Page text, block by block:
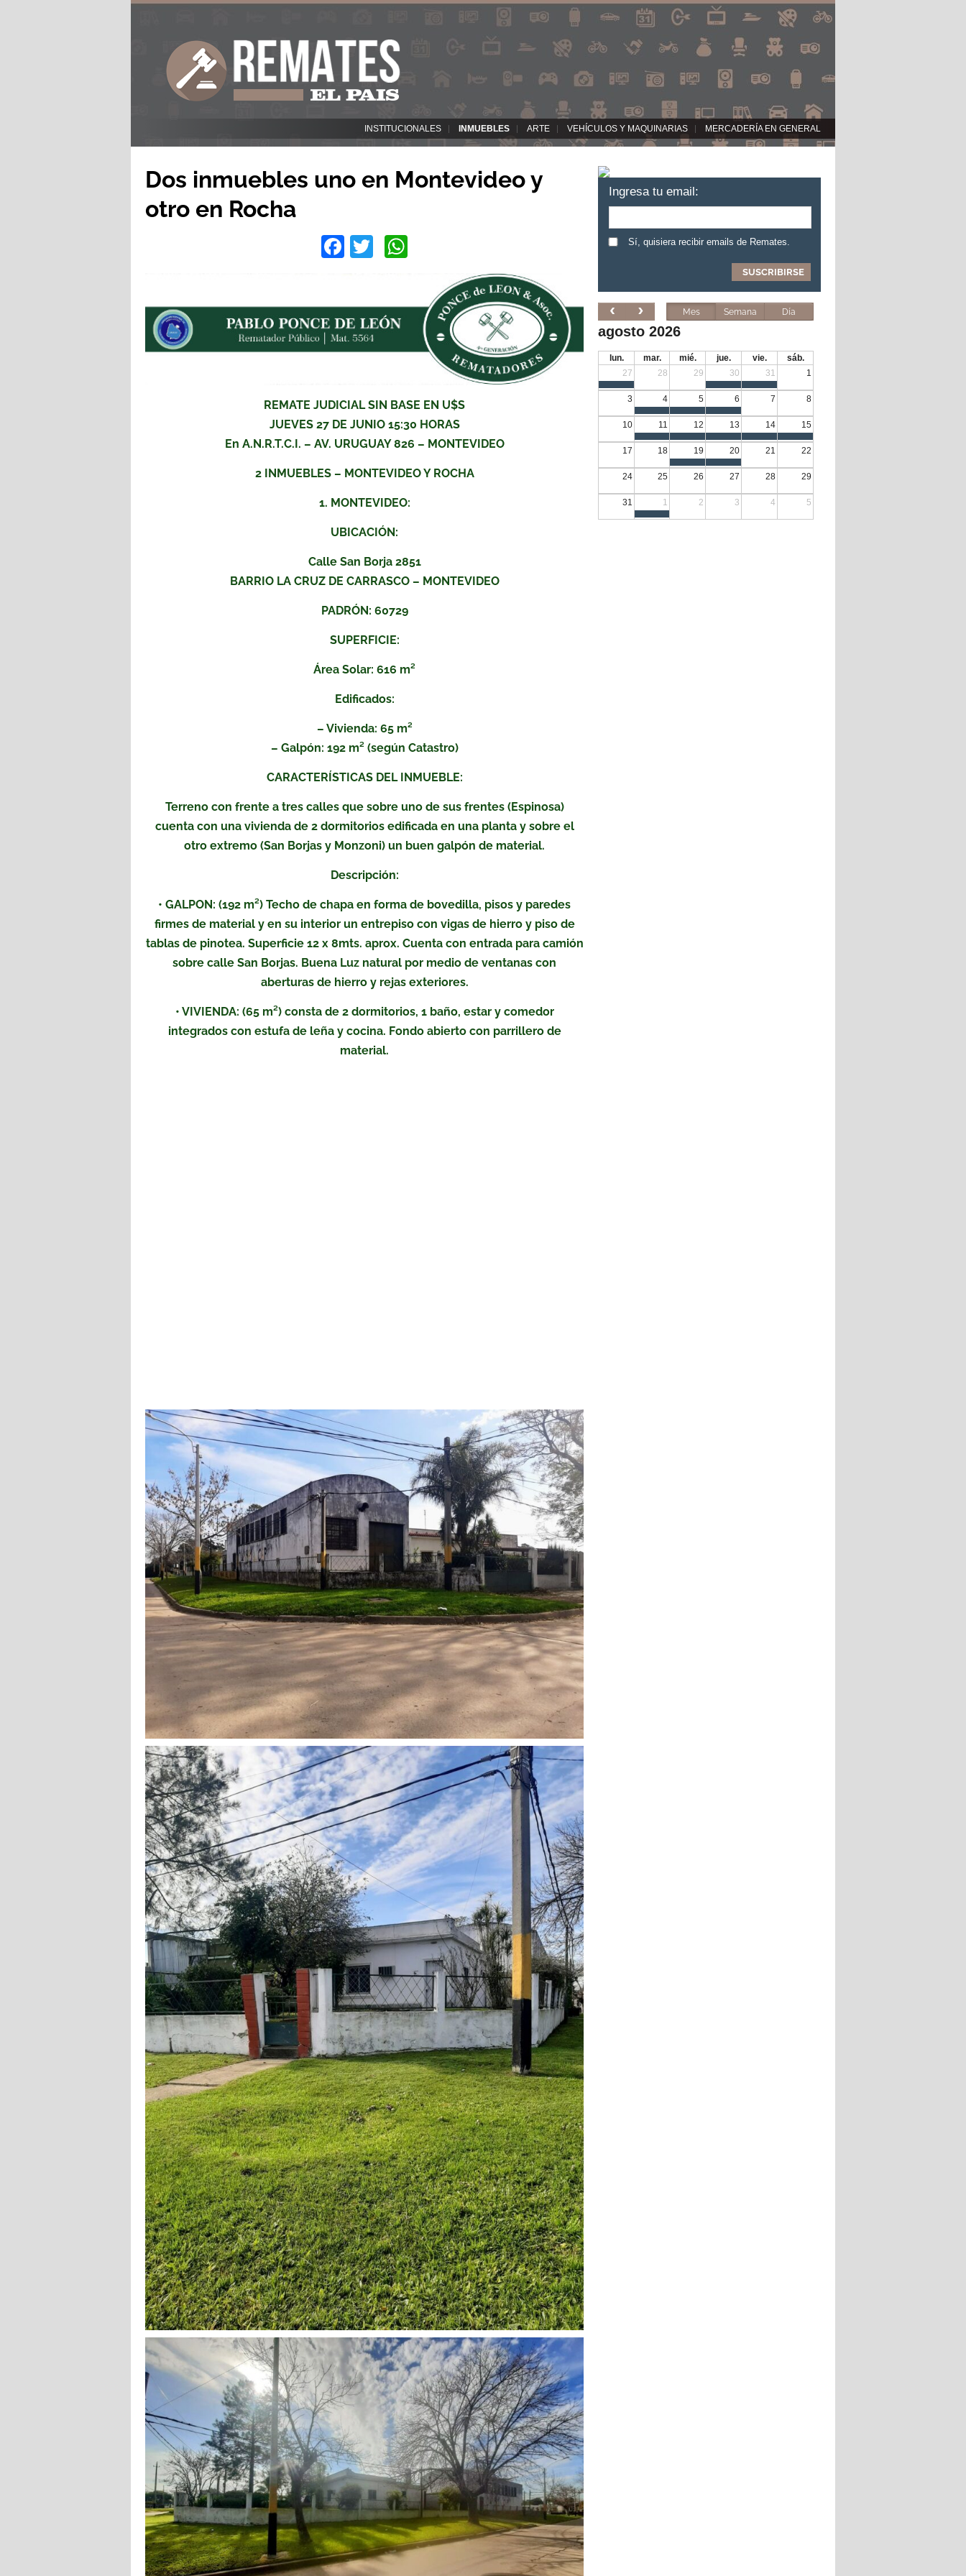
INSTITUCIONALES INMUEBLES ARTE VEHÍCULOS Y MAQUINARIAS MERCADERÍA EN GENERAL
Dos inmuebles uno en Montevideo y
otro en Rocha
Facebook
Twitter
REMATE JUDICIAL SIN BASE EN U$S
JUEVES 27 DE JUNIO 15:30 HORAS
En A.N.R.T.C.I. – AV. URUGUAY 826 – MONTEVIDEO
2 INMUEBLES – MONTEVIDEO Y ROCHA
1. MONTEVIDEO:
UBICACIÓN:
Calle San Borja 2851
BARRIO LA CRUZ DE CARRASCO – MONTEVIDEO
PADRÓN: 60729
SUPERFICIE:
Área Solar: 616 m²
Edificados:
– Vivienda: 65 m²
– Galpón: 192 m² (según Catastro)
CARACTERÍSTICAS DEL INMUEBLE:
Terreno con frente a tres calles que sobre uno de sus frentes (Espinosa)
cuenta con una vivienda de 2 dormitorios edificada en una planta y sobre el
otro extremo (San Borjas y Monzoni) un buen galpón de material.
Descripción:
• GALPON: (192 m²) Techo de chapa en forma de bovedilla, pisos y paredes
firmes de material y en su interior un entrepiso con vigas de hierro y piso de
tablas de pinotea. Superficie 12 x 8mts. aprox. Cuenta con entrada para camión
sobre calle San Borjas. Buena Luz natural por medio de ventanas con
aberturas de hierro y rejas exteriores.
• VIVIENDA: (65 m²) consta de 2 dormitorios, 1 baño, estar y comedor
integrados con estufa de leña y cocina. Fondo abierto con parrillero de
material.
Ingresa tu email:
Sí, quisiera recibir emails de Remates.
Mes Semana Día
agosto 2026
lun. mar. mié. jue. vie.
sáb.
27
28 29 30 31 1
3 4 5 6 7 8
10 11 12 13 14 15
17 18 19 20 21 22
24 25 26 27 28 29
31 1 2 3 4 5